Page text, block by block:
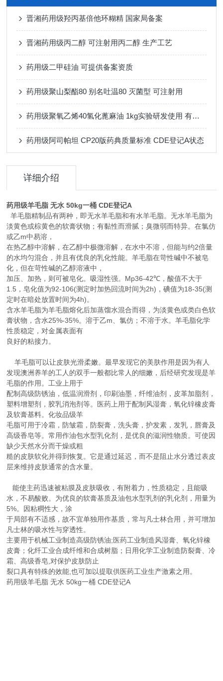
晋湘药用级羟丙基倍他环糊精 国家局备案
晋湘药用级丙二醇 可注射用丙二醇 生产工艺
药用级二甲硅油 可提供备案资质
药用级聚山梨酯80 别名吐温80 灭菌型 可注射用
药用级聚氧乙烯40氢化蓖麻油 1kg实验研发使用 有检测报告
药用级阿司帕坦 CP20版药典质量标准 CDE登记A状态
详细介绍
药用级羊毛脂 无水 50kg一桶 CDE登记A
羊毛脂精制品有两种，即无水羊毛脂和有水羊毛脂。无水羊毛脂为
淡黄色或棕黄色的软膏状物；有黏性而滑腻；臭微弱而特异。在氯仿
或乙m中易溶，
在热乙醇中溶解，在乙醇中极微溶解，在水中不溶，但能与约2倍量
的水均匀混合，并且有优良的乳化性能。羊毛脂在苛性碱中不被皂
化，但在苛性碱的乙醇溶液中，
加压、加热，则可被皂化。吸湿性强。Mp36-42℃，酸值不大于
1.5，皂化值为92-106(测定时加热回流时间为2h)，碘值为18-35(测
定时在暗处放置时间为4h)。
含水羊毛脂为羊毛脂熔化后加蒸馏水混合而得，为淡黄色或类白色软
膏状物，含水25%-35%。溶于乙m、氯仿；不溶于水。羊毛脂化学
性质稳定，对金属表面有
良好的粘接力。
羊毛脂可以让皮肤光滑柔嫩。最早发现它的美肤作用是因为有人
发现澳洲养羊的工人的双手一般都比常人的细嫩，后经研究发现是羊
毛脂的作用。工业上用于
配制高级防锈油，低温润滑剂，印刷油墨，纤维油剂，皮革加脂剂，
塑料增塑剂，胶乳消泡剂等。医药上用于配制风湿膏，氧化锌橡皮膏
及软膏基料。化妆品级羊
毛脂可用于冷霜，防皱霜，防裂膏，洗头膏，护发素，发乳，唇膏及
高级香皂等。常用作油包水型乳化剂，是优良的滋润性物质。可使因
缺少天然水分而干燥或粗
糙的皮肤软化并得到恢复。它是通过延迟，而不是阻止水分透过表皮
层来维持皮肤通常的含水量。
能使主药迅速被粘膜及皮肤吸收，有附着力，性质稳定，且能吸
水，不易酸败。为优良的软膏基质及油包水型乳剂的乳化剂，用量为
5%。因粘稠性大，涂
于局部有不适感，故不宜单独用作基质，常与凡士林合用，并可增加
凡士林的吸水性与穿透性。
主要用于机械工业制造高级防锈油;医药工业制造风湿膏、氧化锌橡
皮膏；化纤工业合成纤维和合成树脂；日用化学工业制造防裂膏、冷
霜、高级香皂,对保护皮肤防止
裂口具有特殊的效能,也可加以提取供医药工业生产激素之用。
药用级羊毛脂 无水 50kg一桶 CDE登记A